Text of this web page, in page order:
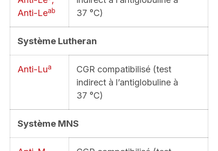
Anti-Leab
37 °C)
Système Lutheran
Anti-Lua
CGR compatibilisé (test
indirect à l’antiglobuline à
37 °C)
Système MNS